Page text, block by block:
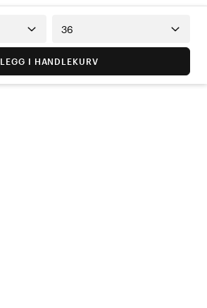
36
LEGG I HANDLEKURV